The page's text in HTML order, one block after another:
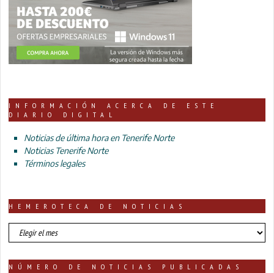
INFORMACIÓN ACERCA DE ESTE
DIARIO DIGITAL
Noticias de última hora en Tenerife Norte
Noticias Tenerife Norte
Términos legales
HEMEROTECA DE NOTICIAS
HEMEROTECA
DE
NÚMERO DE NOTICIAS PUBLICADAS